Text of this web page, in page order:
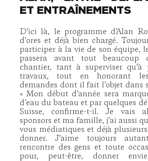
ET ENTRAÎNEMENTS
D’ici là, le programme d’Alan
d’ores et déjà bien chargé.
participer à la vie de son équipe,
passera avant tout beaucoup
chantier, tant à superviser qu’à
travaux, tout en honorant les
demandes dont il fait l’objet dans
« Mon début d’année sera
d’eau du bateau et par quelques
Suisse, confirme-t-il. Je vais
sponsors et ma famille, j’ai aussi
vous médiatiques et déjà
donner. J’aime toujours
rencontre des gens et toute
pour, peut-être, donner